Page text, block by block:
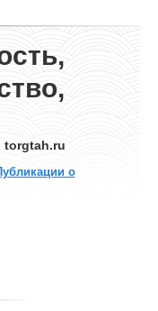
torgtah.ru
о